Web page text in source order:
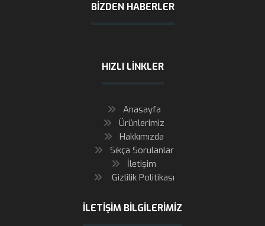
BIZDEN HABERLER
HIZLI LINKLER
Anasayfa
Ürünlerimiz
Hakkımızda
Sıkça Sorulanlar
İletişim
Gizlilik Politikası
İLETIŞIM BILGILERIMIZ